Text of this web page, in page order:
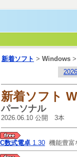
新着ソフト > Windows >
新着ソフト
パーソナル
2026.06.10 公開 3本
C数式電卓 1.30 機能豊富